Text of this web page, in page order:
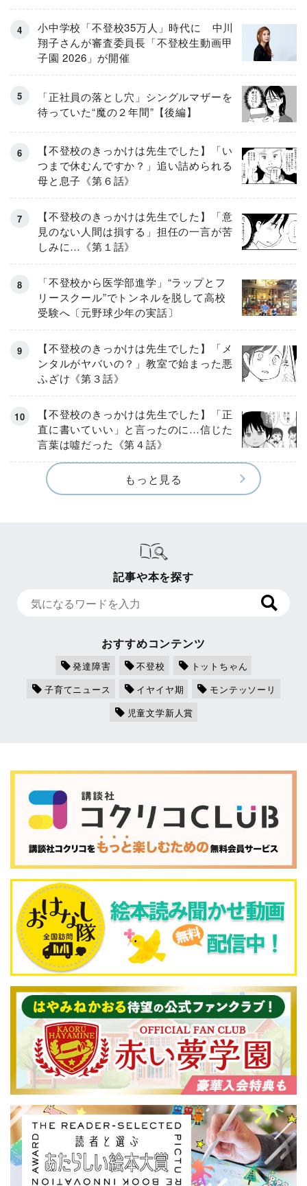
小中学校「不登校35万人」時代に 中川
翔子さんが審査委員長「不登校生動画甲
子園 2026」が開催
「正社員の落とし穴」シングルマザーを
待っていた“魔の２年間”【後編】
【不登校のきっかけは先生でした】「い
つまで休むんですか？」追い詰められる
母と息子《第６話》
【不登校のきっかけは先生でした】「意
見のない人間は損する」担任の一言が苦
しみに…《第１話》
「不登校から医学部進学」“ラップとフ
リースクール”でトンネルを脱して高校
受験へ〔元野球少年の実話〕
【不登校のきっかけは先生でした】「メ
ンタルがヤバいの？」教室で始まった悪
ふざけ《第３話》
【不登校のきっかけは先生でした】「正
直に書いていい」と言ったのに…信じた
言葉は噓だった《第４話》
もっと見る
記事や本を探す
おすすめコンテンツ
発達障害 不登校
トットちゃん
子育てニュース
イヤイヤ期
モンテッソーリ
児童文学新人賞